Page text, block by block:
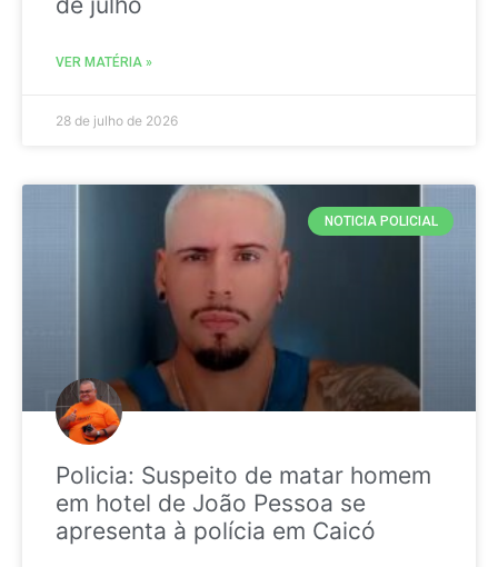
VER MATÉRIA »
28 de julho de 2026
NOTICIA POLICIAL
Policia: Suspeito de matar homem
em hotel de João Pessoa se
apresenta à polícia em Caicó